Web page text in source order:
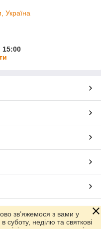
Україна
15:00
Prom.ua
зв’яжемося з вами у
суботу, неділю та святкові